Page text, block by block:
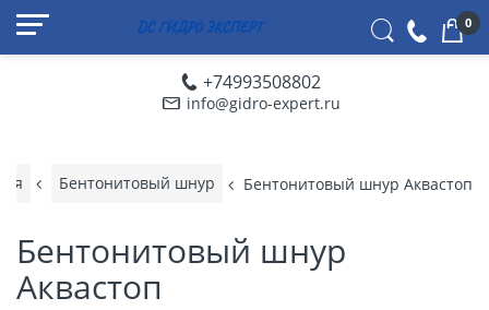
+74993508802
info@gidro-expert.ru
0
Бентонитовый шнур Бентонитовый шнур Аквастоп
Бентонитовый шнур
Аквастоп